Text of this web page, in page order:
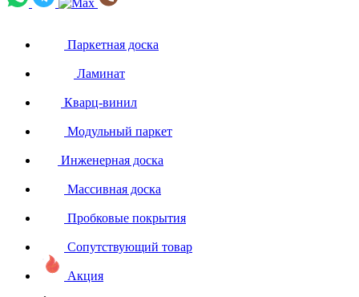
Паркетная доска
Ламинат
Кварц-винил
Модульный паркет
Инженерная доска
Массивная доска
Пробковые покрытия
Сопутствующий товар
Акция